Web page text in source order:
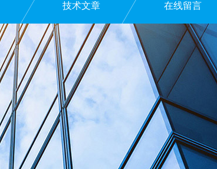
技术文章 在线留言